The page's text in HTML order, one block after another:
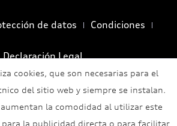
de datos Condiciones
Declaración Legal
cookies, que son necesarias para el
del sitio web y siempre se instalan.
la comodidad al utilizar este
la publicidad directa o para facilitar